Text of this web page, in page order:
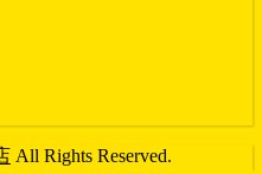
All Rights Reserved.